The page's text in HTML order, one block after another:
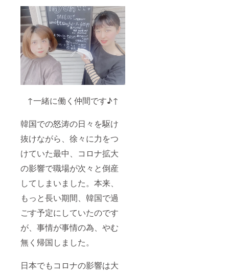
↑一緒に働く仲間です♪↑
韓国での怒涛の日々を駆け
抜けながら、徐々に力をつ
けていた最中、コロナ拡大
の影響で職場が次々と倒産
してしまいました。本来、
もっと長い期間、韓国で過
ごす予定にしていたのです
が、事情が事情の為、やむ
無く帰国しました。
日本でもコロナの影響は大